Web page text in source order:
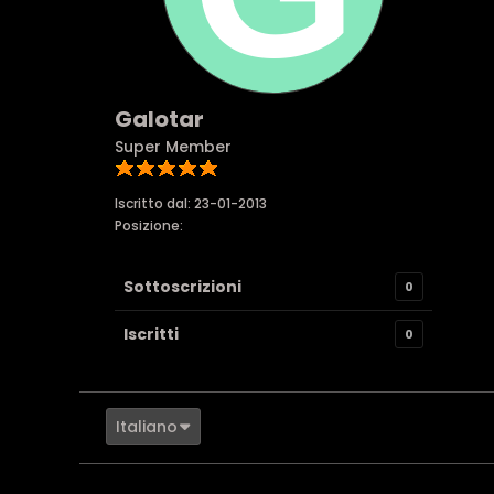
Galotar
Super Member
Iscritto dal: 23-01-2013
Posizione:
Sottoscrizioni 0
Iscritti 0
Italiano